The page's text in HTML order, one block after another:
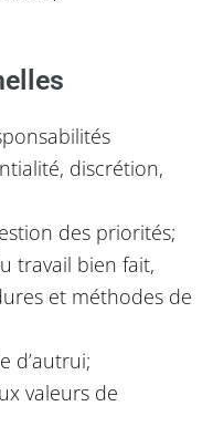
discrétion,
des priorités;
travail bien fait,
et méthodes de
d’autrui;
valeurs de